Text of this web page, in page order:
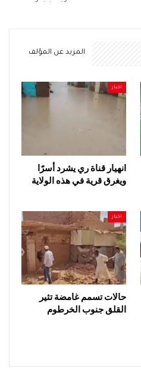
المزيد عن المؤلف
اخبار
انهيار قناة ري يشرد أسرًا
ويغرق قرية في هذه الولاية
اخبار
حالات تسمم غامضة تثير
القلق جنوب الخرطوم